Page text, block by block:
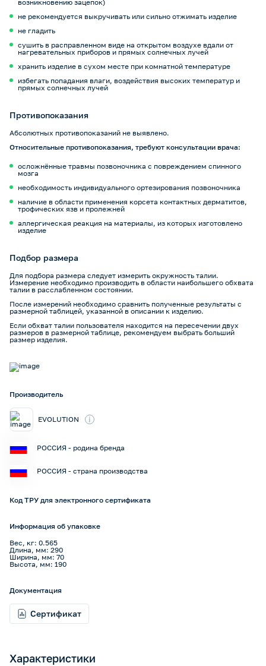
возникновению зацепок)
не рекомендуется выкручивать или сильно отжимать изделие
не гладить
сушить в расправленном виде на открытом воздухе вдали от
нагревательных приборов и прямых солнечных лучей
хранить изделие в сухом месте при комнатной температуре
избегать попадания влаги, воздействия высоких температур и
прямых солнечных лучей
Противопоказания
Абсолютных противопоказаний не выявлено.
Относительные противопоказания, требуют консультации врача:
осложнённые травмы позвоночника с повреждением спинного
мозга
необходимость индивидуального ортезирования позвоночника
наличие в области применения корсета контактных дерматитов,
трофических язв и пролежней
аллергическая реакция на материалы, из которых изготовлено
изделие
Подбор размера
Для подбора размера следует измерить окружность талии.
Измерение необходимо производить в области наибольшего обхвата
талии в расслабленном состоянии.
После измерений необходимо сравнить полученные результаты с
размерной таблицей, указанной в описании к изделию.
Если обхват талии пользователя находится на пересечении двух
размеров в размерной таблице, рекомендуем выбрать больший
размер изделия.
Характеристики
Производитель
EVOLUTION i
РОССИЯ - родина бренда
РОССИЯ - страна производства
Код ТРУ для электронного сертификата
Информация об упаковке
Вес, кг: 0.565
Длина, мм: 290
Ширина, мм: 70
Высота, мм: 190
Документация
Сертификат